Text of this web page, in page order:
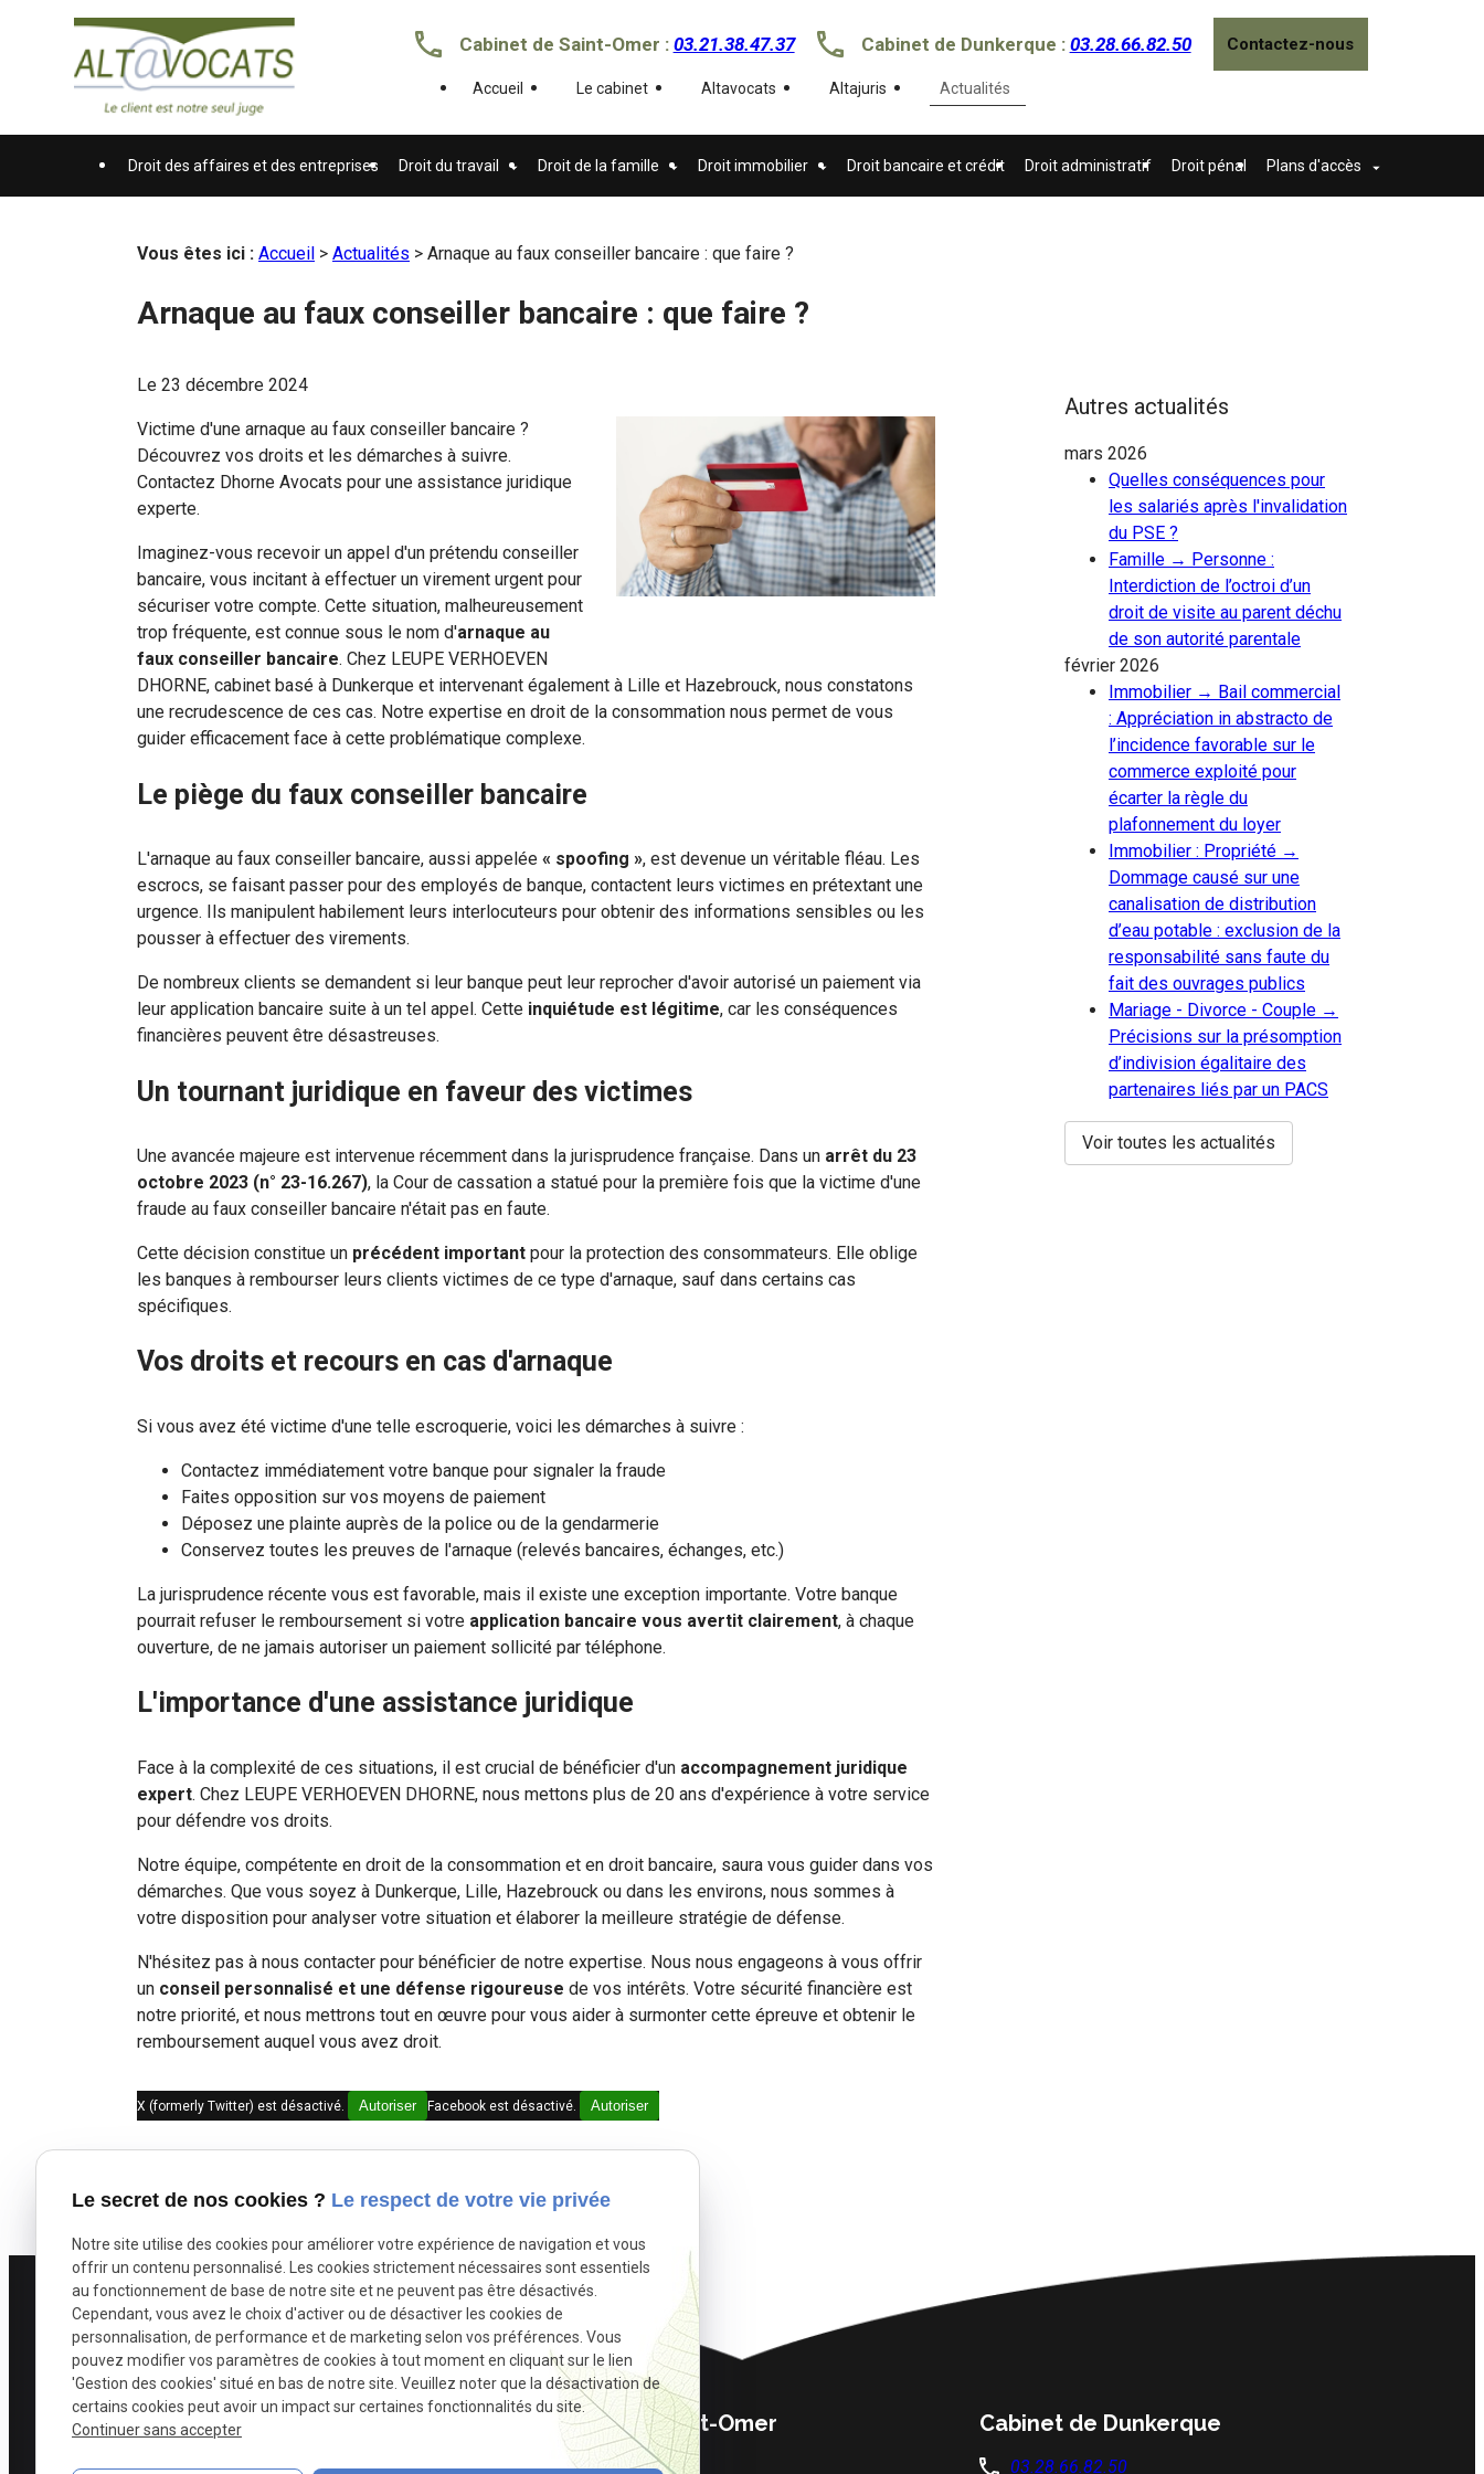
Cabinet de Saint-Omer : 03.21.38.47.37 Cabinet de Dunkerque : 03.28.66.82.50 Contactez-nous
Accueil Le cabinet Altavocats Altajuris Actualités
Droit des affaires et des entreprises Droit du travail Droit de la famille Droit immobilier Droit bancaire et crédit Droit administratif Droit pénal Plans d'accès
Vous êtes ici : Accueil > Actualités > Arnaque au faux conseiller bancaire : que faire ?
Arnaque au faux conseiller bancaire : que faire ?
Le 23 décembre 2024
Victime d'une arnaque au faux conseiller bancaire ?
Découvrez vos droits et les démarches à suivre.
Contactez Dhorne Avocats pour une assistance juridique
experte.
Imaginez-vous recevoir un appel d'un prétendu conseiller
bancaire, vous incitant à effectuer un virement urgent pour
sécuriser votre compte. Cette situation, malheureusement
trop fréquente, est connue sous le nom d'arnaque au
faux conseiller bancaire. Chez LEUPE VERHOEVEN
DHORNE, cabinet basé à Dunkerque et intervenant également à Lille et Hazebrouck, nous constatons
une recrudescence de ces cas. Notre expertise en droit de la consommation nous permet de vous
guider efficacement face à cette problématique complexe.
Le piège du faux conseiller bancaire
L'arnaque au faux conseiller bancaire, aussi appelée « spoofing », est devenue un véritable fléau. Les
escrocs, se faisant passer pour des employés de banque, contactent leurs victimes en prétextant une
urgence. Ils manipulent habilement leurs interlocuteurs pour obtenir des informations sensibles ou les
pousser à effectuer des virements.
De nombreux clients se demandent si leur banque peut leur reprocher d'avoir autorisé un paiement via
leur application bancaire suite à un tel appel. Cette inquiétude est légitime, car les conséquences
financières peuvent être désastreuses.
Un tournant juridique en faveur des victimes
Une avancée majeure est intervenue récemment dans la jurisprudence française. Dans un arrêt du 23
octobre 2023 (n° 23-16.267), la Cour de cassation a statué pour la première fois que la victime d'une
fraude au faux conseiller bancaire n'était pas en faute.
Cette décision constitue un précédent important pour la protection des consommateurs. Elle oblige
les banques à rembourser leurs clients victimes de ce type d'arnaque, sauf dans certains cas
spécifiques.
Vos droits et recours en cas d'arnaque
Si vous avez été victime d'une telle escroquerie, voici les démarches à suivre :
Contactez immédiatement votre banque pour signaler la fraude
Faites opposition sur vos moyens de paiement
Déposez une plainte auprès de la police ou de la gendarmerie
Conservez toutes les preuves de l'arnaque (relevés bancaires, échanges, etc.)
La jurisprudence récente vous est favorable, mais il existe une exception importante. Votre banque
pourrait refuser le remboursement si votre application bancaire vous avertit clairement, à chaque
ouverture, de ne jamais autoriser un paiement sollicité par téléphone.
L'importance d'une assistance juridique
Face à la complexité de ces situations, il est crucial de bénéficier d'un accompagnement juridique
expert. Chez LEUPE VERHOEVEN DHORNE, nous mettons plus de 20 ans d'expérience à votre service
pour défendre vos droits.
Notre équipe, compétente en droit de la consommation et en droit bancaire, saura vous guider dans vos
démarches. Que vous soyez à Dunkerque, Lille, Hazebrouck ou dans les environs, nous sommes à
votre disposition pour analyser votre situation et élaborer la meilleure stratégie de défense.
N'hésitez pas à nous contacter pour bénéficier de notre expertise. Nous nous engageons à vous offrir
un conseil personnalisé et une défense rigoureuse de vos intérêts. Votre sécurité financière est
notre priorité, et nous mettrons tout en œuvre pour vous aider à surmonter cette épreuve et obtenir le
remboursement auquel vous avez droit.
X (formerly Twitter) est désactivé. Autoriser Facebook est désactivé. Autoriser
Autres actualités
mars 2026
Quelles conséquences pour
les salariés après l'invalidation
du PSE ?
Famille → Personne :
Interdiction de l’octroi d’un
droit de visite au parent déchu
de son autorité parentale
février 2026
Immobilier → Bail commercial
: Appréciation in abstracto de
l’incidence favorable sur le
commerce exploité pour
écarter la règle du
plafonnement du loyer
Immobilier : Propriété →
Dommage causé sur une
canalisation de distribution
d’eau potable : exclusion de la
responsabilité sans faute du
fait des ouvrages publics
Mariage - Divorce - Couple →
Précisions sur la présomption
d’indivision égalitaire des
partenaires liés par un PACS
Voir toutes les actualités
Cabinet de Saint-Omer
03.21.38.47.37
Cabinet de Dunkerque
03.28.66.82.50
Panneau de gestion des cookies
Le secret de nos cookies ? Le respect de votre vie privée
Notre site utilise des cookies pour améliorer votre expérience de navigation et vous
offrir un contenu personnalisé. Les cookies strictement nécessaires sont essentiels
au fonctionnement de base de notre site et ne peuvent pas être désactivés.
Cependant, vous avez le choix d'activer ou de désactiver les cookies de
personnalisation, de performance et de marketing selon vos préférences. Vous
pouvez modifier vos paramètres de cookies à tout moment en cliquant sur le lien
'Gestion des cookies' situé en bas de notre site. Veuillez noter que la désactivation de
certains cookies peut avoir un impact sur certaines fonctionnalités du site.
Continuer sans accepter